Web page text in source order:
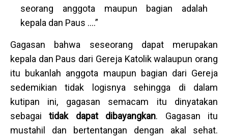
seorang anggota maupun bagian adalah
kepala dan Paus ….”
Gagasan bahwa seseorang dapat merupakan
kepala dan Paus dari Gereja Katolik walaupun orang
itu bukanlah anggota maupun bagian dari Gereja
sedemikian tidak logisnya sehingga di dalam
kutipan ini, gagasan semacam itu dinyatakan
sebagaitidak dapat dibayangkan. Gagasan itu
mustahil dan bertentangan dengan akal sehat.